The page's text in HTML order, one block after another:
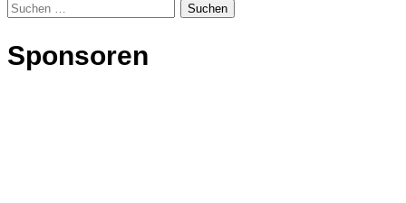
Suchen
Sponsoren